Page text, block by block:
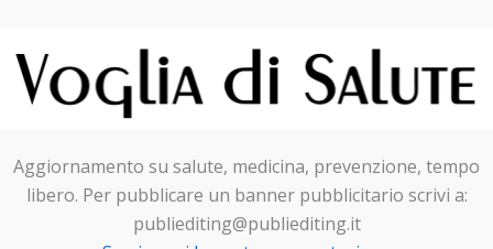
Aggiornamento su salute, medicina, prevenzione, tempo
libero. Per pubblicare un banner pubblicitario scrivi a:
publiediting@publiediting.it